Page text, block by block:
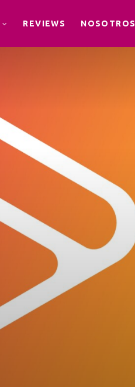
REVIEWS NOSOTROS